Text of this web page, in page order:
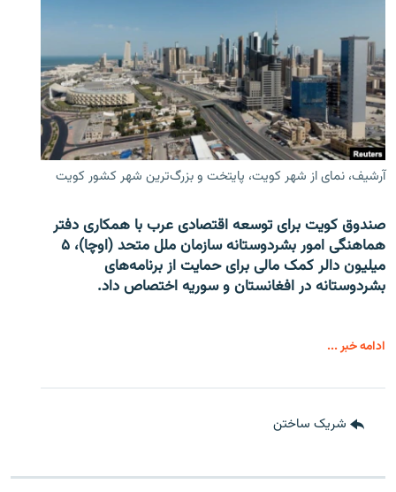
آرشیف، نمای از شهر کویت، پایتخت و بزرگ‌ترین شهر کشور کویت
صندوق کویت برای توسعه اقتصادی عرب با همکاری دفتر
هماهنگی امور بشردوستانه سازمان ملل متحد (اوچا)، ۵
میلیون دالر کمک مالی برای حمایت از برنامه‌های
بشردوستانه در افغانستان و سوریه اختصاص داد.
ادامه خبر ...
شریک ساختن